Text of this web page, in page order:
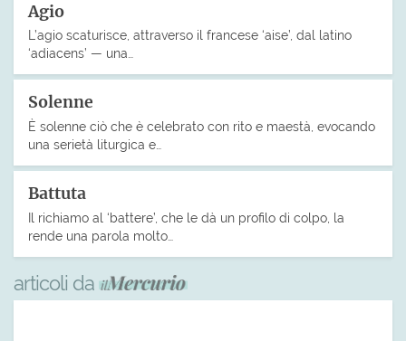
Agio
L’agio scaturisce, attraverso il francese ‘aise’, dal latino
‘adiacens’ — una…
Solenne
È solenne ciò che è celebrato con rito e maestà, evocando
una serietà liturgica e…
Battuta
Il richiamo al ‘battere’, che le dà un profilo di colpo, la
rende una parola molto…
articoli da